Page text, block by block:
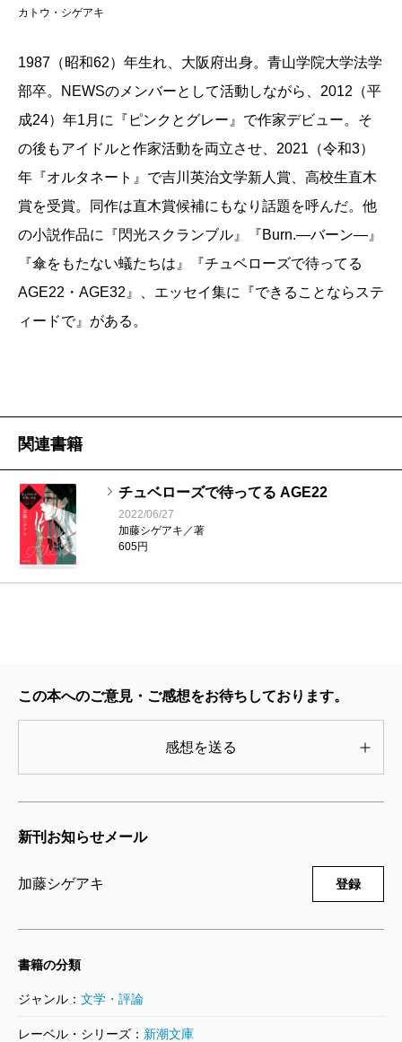
た『オルタネート』で吉川英治文学新人賞を受賞した
ので、その感じ方は正しかったんだと思いました。そ
れで、今なら「チュベローズ」も書き直せるなと思っ
て取り掛かりました。
——本作は二部構成。第一部「AGE22」で主人公の金
平光太は二十二歳。就職活動に失敗して自暴自棄にな
っていたところ、ホストにスカウトされ働き始める。
クセのある夜の世界の人々や年上の女性、美津子との
出会いを経て成長していく。第二部「AGE32」はその
は。
「SPA！」から連載の依頼があったんです。その時は
KADOKAWAさん以外で連載を書いたことがなかったの
で、まず試しに短篇を掲載することになって。
「SPA！」はサラリーマンの読者が多いというけれど
で、長篇をやることになりました。
なれなかった人にしようと考えたんですね。それと、
ストの経験はありませんが、僕も女性ファンの方と接
するし、自分を商品にするところは近いので、換骨奪
胎して描けるんじゃないか、というのが最初の動機で
した。第一部は連載、第二部は書き下ろしにすること
もはじめから決めていました。
カトウ・シゲアキ
1987（昭和62）年生れ、大阪府出身。青山学院大学法学
部卒。NEWSのメンバーとして活動しながら、2012（平
成24）年1月に『ピンクとグレー』で作家デビュー。そ
の後もアイドルと作家活動を両立させ、2021（令和3）
年『オルタネート』で吉川英治文学新人賞、高校生直木
賞を受賞。同作は直木賞候補にもなり話題を呼んだ。他
の小説作品に『閃光スクランブル』『Burn.―バーン―』
『傘をもたない蟻たちは』『チュベローズで待ってる
AGE22・AGE32』、エッセイ集に『できることならステ
ィードで』がある。
関連書籍
チュベローズで待ってる AGE22
2022/06/27
加藤シゲアキ／著
605円
この本へのご意見・ご感想をお待ちしております。
感想を送る
新刊お知らせメール
加藤シゲアキ 登録
書籍の分類
ジャンル： 文学・評論
レーベル・シリーズ： 新潮文庫